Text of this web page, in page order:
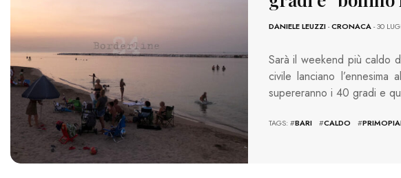
DANIELE LEUZZI-CRONACA- 30
Sarà il weekend più caldo
civile lanciano
supereranno i 40 gradi e
TAGS: #BARI #CALDO #